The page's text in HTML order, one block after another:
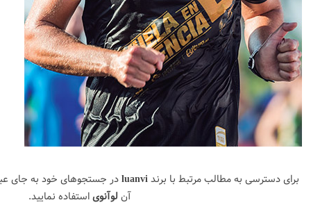
برای دسترسی به مطالب مرتبط با برندluanviدر جستجوهای خود به جای
آن لوآنویاستفاده نمایید.